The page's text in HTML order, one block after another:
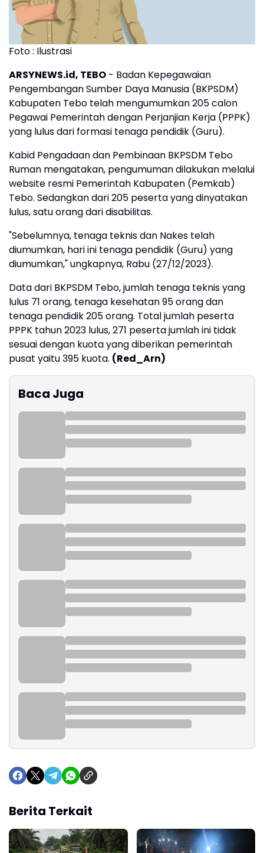
Foto : Ilustrasi
ARSYNEWS.id, TEBO - Badan Kepegawaian
Pengembangan Sumber Daya Manusia (BKPSDM)
Kabupaten Tebo telah mengumumkan 205 calon
Pegawai Pemerintah dengan Perjanjian Kerja (PPPK)
yang lulus dari formasi tenaga pendidik (Guru).
Kabid Pengadaan dan Pembinaan BKPSDM Tebo
Ruman mengatakan, pengumuman dilakukan melalui
website resmi Pemerintah Kabupaten (Pemkab)
Tebo. Sedangkan dari 205 peserta yang dinyatakan
lulus, satu orang dari disabilitas.
"Sebelumnya, tenaga teknis dan Nakes telah
diumumkan, hari ini tenaga pendidik (Guru) yang
diumumkan," ungkapnya, Rabu (27/12/2023).
Data dari BKPSDM Tebo, jumlah tenaga teknis yang
lulus 71 orang, tenaga kesehatan 95 orang dan
tenaga pendidik 205 orang. Total jumlah peserta
PPPK tahun 2023 lulus, 271 peserta jumlah ini tidak
sesuai dengan kuota yang diberikan pemerintah
pusat yaitu 395 kuota. (Red_Arn)
Baca Juga
Berita Terkait